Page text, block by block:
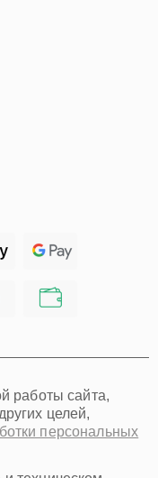
работы сайта,
целей,
персональных